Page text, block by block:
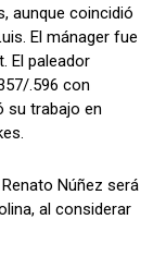
aunque coincidió
El mánager fue
El paleador
.596 con
su trabajo en
Núñez será
al considerar